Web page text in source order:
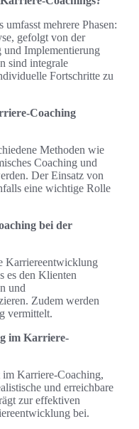
mehrere Phasen:
gefolgt von der
Implementierung
sind integrale
Fortschritte zu
Coaching
Methoden wie
Coaching und
Der Einsatz von
eine wichtige Rolle
bei der
Karriereentwicklung
es den Klienten
und
Zudem werden
vermittelt.
im Karriere-
Karriere-Coaching,
und erreichbare
zur effektiven
bei.